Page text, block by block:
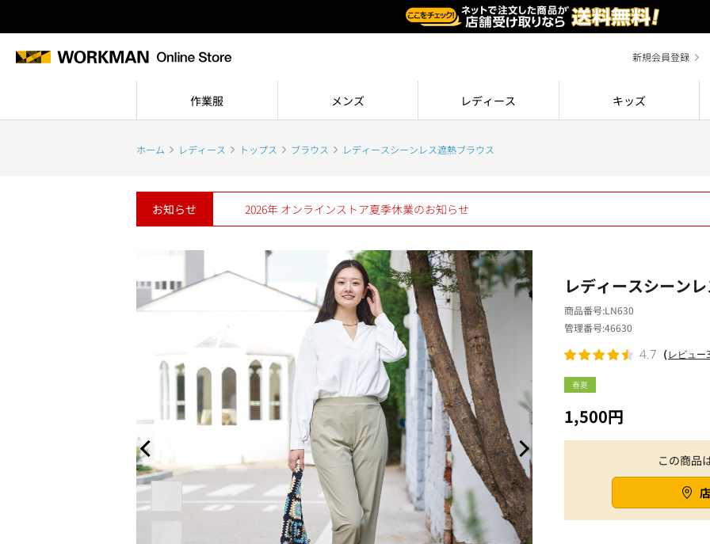
新規会員登録
作業服 メンズ レディース キッズ
ホーム レディース トップス ブラウス レディースシーンレス遮熱ブラウス
お知らせ 2026年 オンラインストア夏季休業のお知らせ
春夏
この商品
レディースシーン
1,500円
商品番号 LN630
管理番号46630
4.7 （レビュー